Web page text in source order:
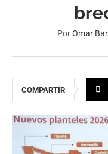
PorOmar
COMPARTIR